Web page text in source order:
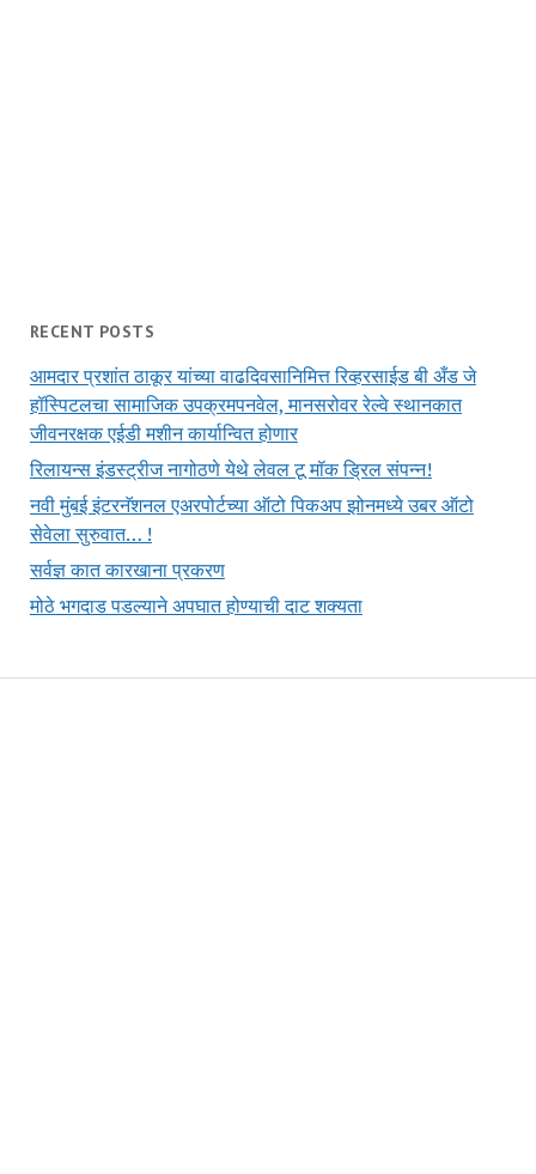
RECENT POSTS
आमदार प्रशांत ठाकूर यांच्या वाढदिवसानिमित्त रिव्हरसाईड बी अँड जे
हॉस्पिटलचा सामाजिक उपक्रमपनवेल, मानसरोवर रेल्वे स्थानकात
जीवनरक्षक एईडी मशीन कार्यान्वित होणार
रिलायन्स इंडस्ट्रीज नागोठणे येथे लेवल टू मॉक ड्रिल संपन्न!
नवी मुंबई इंटरनॅशनल एअरपोर्टच्या ऑटो पिकअप झोनमध्ये उबर ऑटो
सेवेला सुरुवात… !
सर्वज्ञ कात कारखाना प्रकरण
मोठे भगदाड पडल्याने अपघात होण्याची दाट शक्यता